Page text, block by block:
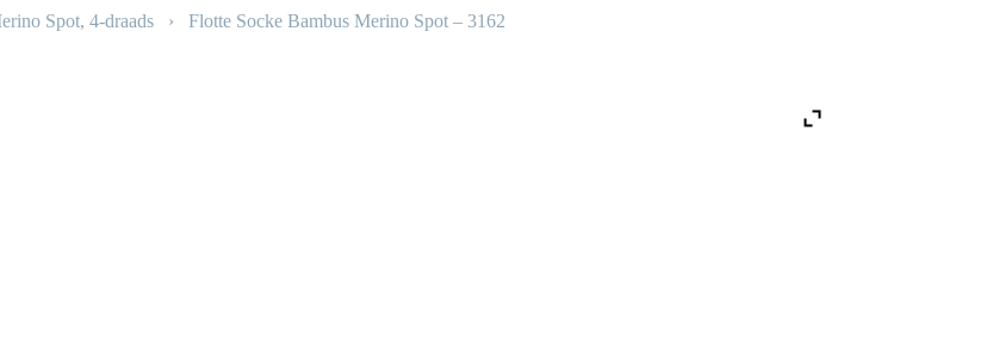
Spot, 4-draads › Flotte Socke Bambus Merino Spot – 3162